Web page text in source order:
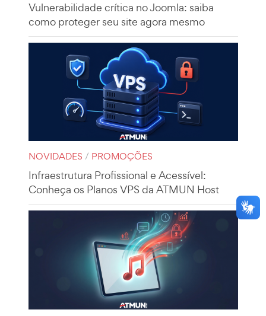
Vulnerabilidade crítica no Joomla: saiba
como proteger seu site agora mesmo
NOVIDADES / PROMOÇÕES
Infraestrutura Profissional e Acessível:
Conheça os Planos VPS da ATMUN Host